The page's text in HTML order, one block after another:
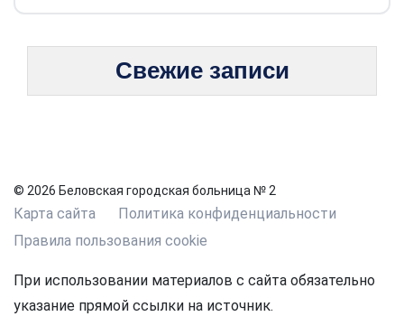
Свежие записи
© 2026 Беловская городская больница № 2
Карта сайта
Политика конфиденциальности
Правила пользования cookie
При использовании материалов с сайта обязательно
указание прямой ссылки на источник.